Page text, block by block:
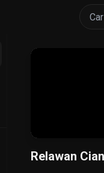
Relawan